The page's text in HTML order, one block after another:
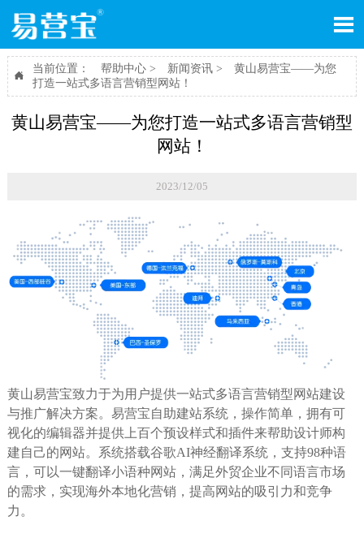


当前位置： 帮助中心> 新闻资讯>
黄山易营宝——为您
打造一站式多语言营销型网站！
黄山易营宝——为您打造一站式多语言营销型
网站！
2023/12/05
黄山易营宝致力于为用户提供一站式多语言营销型网站建设
与推广解决方案。易营宝自助建站系统，操作简单，拥有可
视化的编辑器并提供上百个预设样式和插件来帮助设计师构
建自己的网站。系统搭载谷歌AI神经翻译系统，支持98种语
言，可以一键翻译小语种网站，满足外贸企业不同语言市场
的需求，实现海外本地化营销，提高网站的吸引力和竞争
力。